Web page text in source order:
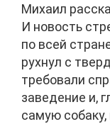
Михаил
И новость
по всей
рухнул с
требовали
заведение и,
самую собаку,